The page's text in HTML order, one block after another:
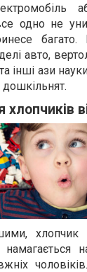
одно не
багато.
авто,
інші ази
хлопчик